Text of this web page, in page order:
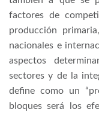
factores de
producción
nacionales e
aspectos
sectores y de la
define como un
bloques será los